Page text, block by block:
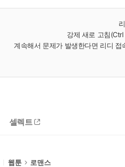
강제 새로 고침
계속해서 문제가 발생한다면 리디
셀렉트
웹툰 로맨스